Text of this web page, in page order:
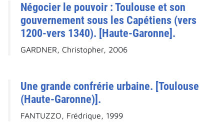
Négocier le pouvoir : Toulouse et son
gouvernement sous les Capétiens (vers
1200-vers 1340). [Haute-Garonne].
GARDNER, Christopher, 2006
Une grande confrérie urbaine. [Toulouse
(Haute-Garonne)].
FANTUZZO, Frédrique, 1999